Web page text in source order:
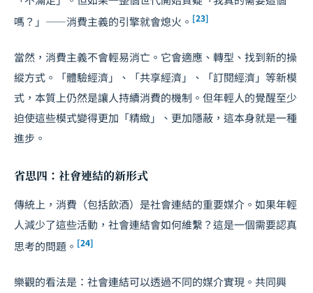
嗎？」——消費主義的引擎就會熄火。 [23]
當然，消費主義不會輕易消亡。它會適應、轉型、找到新的操
縱方式。「體驗經濟」、「共享經濟」、「訂閱經濟」等新模
式，本質上仍然是讓人持續消費的機制。但年輕人的覺醒至少
迫使這些模式變得更加「精緻」、更加隱蔽，這本身就是一種
進步。
省思四：社會連結的新形式
傳統上，消費（包括飲酒）是社會連結的重要媒介。如果年輕
人減少了這些活動，社會連結會如何維繫？這是一個需要認真
思考的問題。 [24]
樂觀的看法是：社會連結可以透過不同的媒介實現。共同興